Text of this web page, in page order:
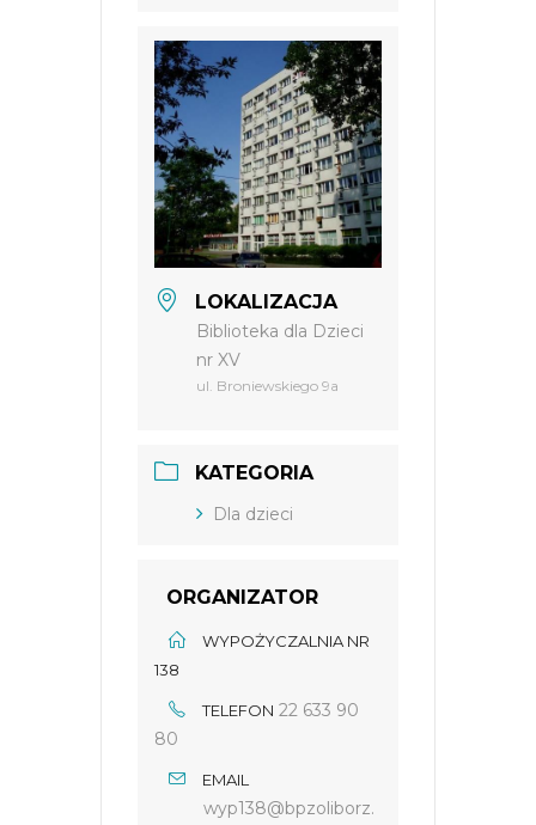
LOKALIZACJA
Biblioteka dla Dzieci
nr XV
ul. Broniewskiego 9a
KATEGORIA
Dla dzieci
ORGANIZATOR
WYPOŻYCZALNIA NR
138
TELEFON 22 633 90
80
EMAIL
wyp138@bpzoliborz.